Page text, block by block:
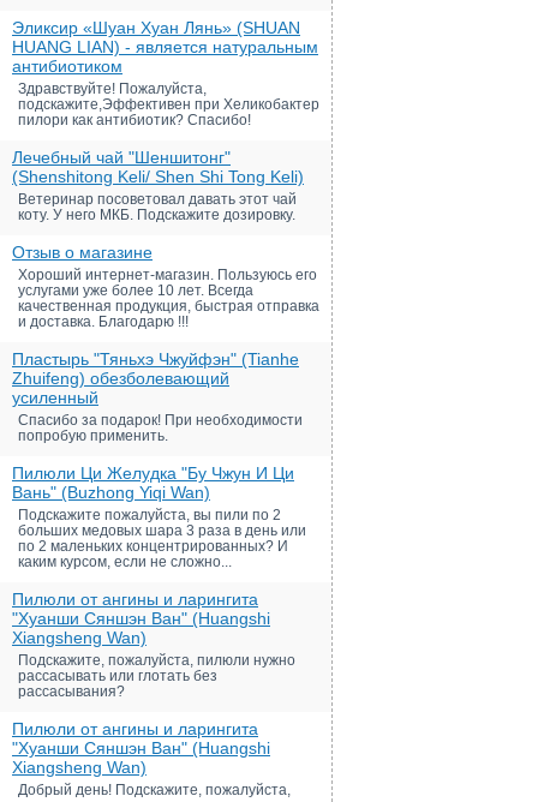
Эликсир «Шуан Хуан Лянь» (SHUAN
HUANG LIAN) - является натуральным
антибиотиком
Здравствуйте! Пожалуйста,
подскажите,Эффективен при Хеликобактер
пилори как антибиотик? Спасибо!
Лечебный чай "Шеншитонг"
(Shenshitong Keli/ Shen Shi Tong Keli)
Ветеринар посоветовал давать этот чай
коту. У него МКБ. Подскажите дозировку.
Отзыв о магазине
Хороший интернет-магазин. Пользуюсь его
услугами уже более 10 лет. Всегда
качественная продукция, быстрая отправка
и доставка. Благодарю !!!
Пластырь "Тяньхэ Чжуйфэн" (Tianhe
Zhuifeng) обезболевающий
усиленный
Спасибо за подарок! При необходимости
попробую применить.
Пилюли Ци Желудка "Бу Чжун И Ци
Вань" (Buzhong Yiqi Wan)
Подскажите пожалуйста, вы пили по 2
больших медовых шара 3 раза в день или
по 2 маленьких концентрированных? И
каким курсом, если не сложно...
Пилюли от ангины и ларингита
"Хуанши Сяншэн Ван" (Huangshi
Xiangsheng Wan)
Подскажите, пожалуйста, пилюли нужно
рассасывать или глотать без
рассасывания?
Пилюли от ангины и ларингита
"Хуанши Сяншэн Ван" (Huangshi
Xiangsheng Wan)
Добрый день! Подскажите, пожалуйста,